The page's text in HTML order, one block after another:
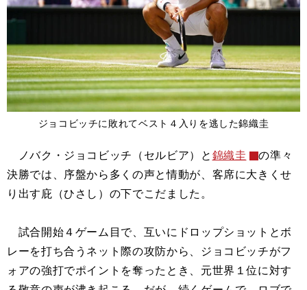
ジョコビッチに敗れてベスト４入りを逃した錦織圭
ノバク・ジョコビッチ（セルビア）と 錦織圭
の準々
決勝では、序盤から多くの声と情動が、客席に大きくせ
り出す庇（ひさし）の下でこだました。
試合開始４ゲーム目で、互いにドロップショットとボ
レーを打ち合うネット際の攻防から、ジョコビッチがフ
ォアの強打でポイントを奪ったとき、元世界１位に対す